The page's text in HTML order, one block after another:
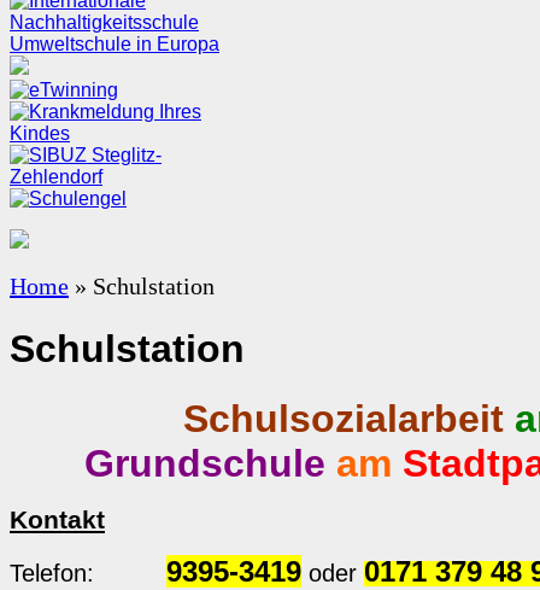
Home » Schulstation
Schulstation
Schulsozialarbeit
Grundschule am
Kontakt
Telefon: 9395-3419 oder 0171 379 48